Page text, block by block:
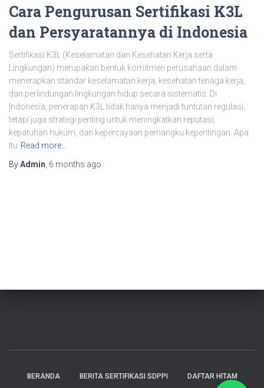
Cara Pengurusan Sertifikasi K3L
dan Persyaratannya di Indonesia
Sertifikasi K3L (Keselamatan dan Kesehatan Kerja serta
Lingkungan) merupakan bentuk komitmen perusahaan dalam
menerapkan standar keselamatan kerja, kesehatan tenaga kerja,
dan perlindungan lingkungan hidup secara sistematis. Di
Indonesia, penerapan K3L tidak hanya menjadi tuntutan regulasi,
tetapi juga strategi penting untuk meningkatkan reputasi,
kepatuhan hukum, dan kepercayaan pemangku kepentingan. Apa
Itu Read more…
ByAdmin 6 months ago
BERANDA BERITA SERTIFIKASI SDPPI DAFTAR HITAM